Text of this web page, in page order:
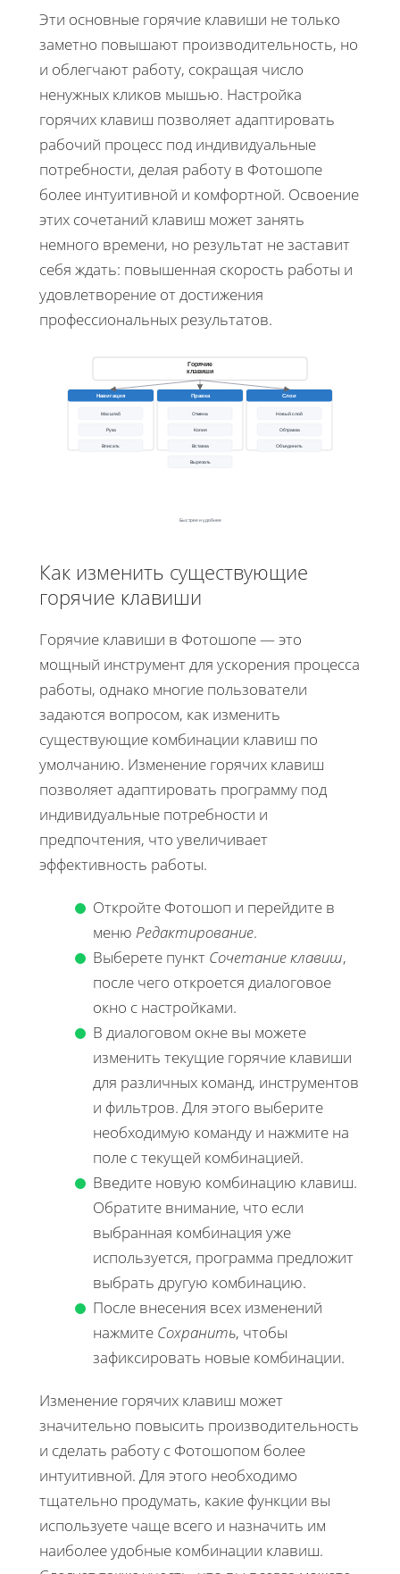
Эти основные горячие клавиши не только
заметно повышают производительность, но
и облегчают работу, сокращая число
ненужных кликов мышью. Настройка
горячих клавиш позволяет адаптировать
рабочий процесс под индивидуальные
потребности, делая работу в Фотошопе
более интуитивной и комфортной. Освоение
этих сочетаний клавиш может занять
немного времени, но результат не заставит
себя ждать: повышенная скорость работы и
удовлетворение от достижения
профессиональных результатов.
Горячие
клавиши
Навигация
Масштаб
Рука
Вписать
Правка
Отмена
Копия
Вставка
Вырезать
Слои
Новый слой
Обтравка
Объединить
Быстрее и удобнее
Как изменить существующие
горячие клавиши
Горячие клавиши в Фотошопе — это
мощный инструмент для ускорения процесса
работы, однако многие пользователи
задаются вопросом, как изменить
существующие комбинации клавиш по
умолчанию. Изменение горячих клавиш
позволяет адаптировать программу под
индивидуальные потребности и
предпочтения, что увеличивает
эффективность работы.
Откройте Фотошоп и перейдите в
меню Редактирование.
Выберете пункт Сочетание клавиш,
после чего откроется диалоговое
окно с настройками.
В диалоговом окне вы можете
изменить текущие горячие клавиши
для различных команд, инструментов
и фильтров. Для этого выберите
необходимую команду и нажмите на
поле с текущей комбинацией.
Введите новую комбинацию клавиш.
Обратите внимание, что если
выбранная комбинация уже
используется, программа предложит
выбрать другую комбинацию.
После внесения всех изменений
нажмите Сохранить, чтобы
зафиксировать новые комбинации.
Изменение горячих клавиш может
значительно повысить производительность
и сделать работу с Фотошопом более
интуитивной. Для этого необходимо
тщательно продумать, какие функции вы
используете чаще всего и назначить им
наиболее удобные комбинации клавиш.